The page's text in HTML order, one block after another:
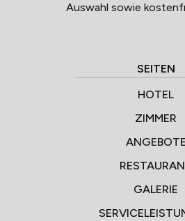
Auswahl sowie
SEITEN
HOTEL
ZIMMER
ANGEBOTE
GALERIE